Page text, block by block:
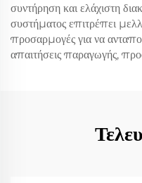
συντήρηση και ελάχιστη
συστήματος επιτρέπει
προσαρμογές για να
απαιτήσεις παραγωγής,